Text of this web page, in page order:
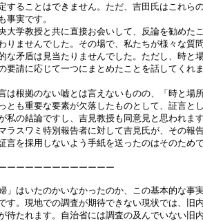
することはできません。ただ、吉田氏はこれら
事実です。
学教授と共に直接お会いして、反論を勧めた
りませんでした。その場で、私たちが様々な質
な矛盾は見当たりませんでした。ただし、時と
要請に応じて一つにまとめたことを話してくれ
根拠のない嘘とは言えないものの、「時と場
とも重要な要素が欠落したものとして、証言と
私の結論ですし、吉見教授も同意見と思われま
スワミ特別報告者に対して吉見氏が、その報
言を採用しないよう手紙を送ったのはそのため
ーーーーーーーー
はいたのかいなかったのか、この基本的な事
す。現地での調査が期待できない現状では、旧
待たれます。自治省には調査の及んでいない旧